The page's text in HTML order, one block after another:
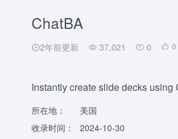
ChatBA
2年前更新 37,021 0 0
Instantly create slide decks using
所在地：
美国
收录时间：
2024-10-30